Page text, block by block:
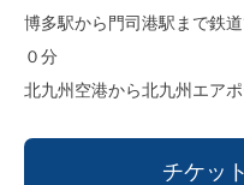
博多駅から門司港駅まで鉄
０分
北九州空港から北九州エア
チケッ